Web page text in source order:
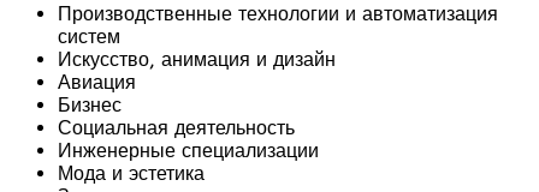
Производственные технологии и автоматизация
систем
Искусство, анимация и дизайн
Авиация
Бизнес
Социальная деятельность
Инженерные специализации
Мода и эстетика